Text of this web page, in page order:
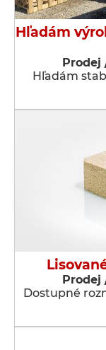
Hľadám
Prodej
Hľadám
Prodej
Dostupné